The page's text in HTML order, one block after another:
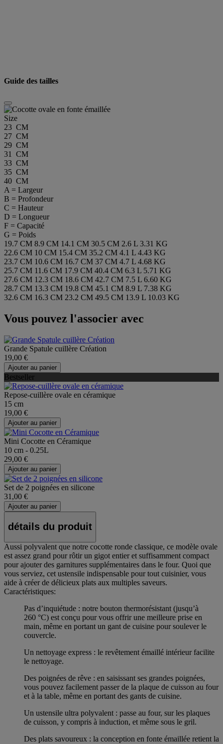
Guide des tailles
Size
23 CM
27 CM
29 CM
31 CM
33 CM
35 CM
40 CM
A = Largeur
B = Profondeur
C = Hauteur
D = Longueur
F = Capacité
G = Poids
19.7 CM 8.9 CM 14.1 CM 30.5 CM 2.6 L 3.31 KG
22.6 CM 10 CM 15.4 CM 35.2 CM 4.1 L 4.43 KG
23.7 CM 10.6 CM 16.7 CM 37 CM 4.7 L 4.68 KG
25.7 CM 11.6 CM 17.9 CM 40.4 CM 6.3 L 5.71 KG
27.6 CM 12.3 CM 18.6 CM 42.7 CM 7.5 L 6.60 KG
28.7 CM 13.3 CM 19.8 CM 45.1 CM 8.9 L 7.38 KG
32.6 CM 16.3 CM 23.2 CM 49.5 CM 13.9 L 10.03 KG
Vous pouvez l'associer avec
Grande Spatule cuillère Création
19,00 €
Ajouter au panier
Bestseller
Repose-cuillère ovale en céramique
15 cm
19,00 €
Ajouter au panier
Mini Cocotte en Céramique
10 cm - 0.25L
29,00 €
Ajouter au panier
Set de 2 poignées en silicone
31,00 €
Ajouter au panier
détails du produit
Aussi polyvalent que notre cocotte ronde classique, ce modèle ovale
est assez grand pour rôtir un gigot entier et suffisamment compact
pour ajouter des garnitures supplémentaires dans le four. Quoi que
vous serviez, cet ustensile indispensable pour tout cuisinier, vous
aide à créer de délicieux plats aux multiples saveurs.
Caractéristiques:
Pas d’inquiétude : notre bouton thermorésistant (jusqu’à
260 °C) est conçu pour vous offrir une meilleure prise en
main, même en portant un gant de cuisine pour soulever le
couvercle.
Un nettoyage express : le revêtement émaillé intérieur facilite
le nettoyage.
Des poignées de rêve : en saisissant ses grandes poignées,
vous pouvez facilement passer de la plaque de cuisson au four
et à la table, même en portant des gants de cuisine.
Un ustensile ultra polyvalent : passe au four, sur les plaques
de cuisson, y compris à induction, et même sous le gril.
Des plats savoureux : la conception en fonte émaillée retient la